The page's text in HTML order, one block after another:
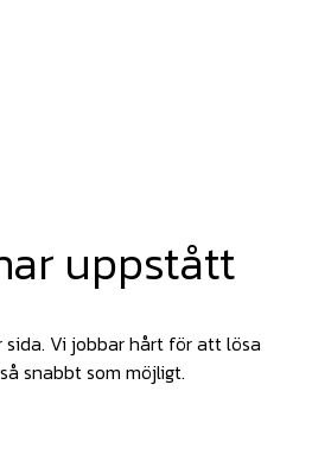
uppstått
sida. Vi jobbar hårt för att lösa
snabbt som möjligt.